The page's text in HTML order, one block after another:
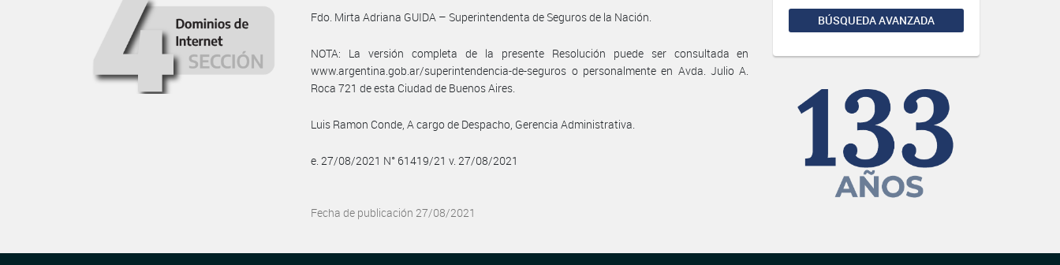
BÚSQUEDA AVANZADA
Fdo. Mirta Adriana GUIDA – Superintendenta de Seguros de la Nación.
NOTA: La versión completa de la presente Resolución puede ser consultada en
www.argentina.gob.ar/superintendencia-de-seguros o personalmente en Avda. Julio A.
Roca 721 de esta Ciudad de Buenos Aires.
Luis Ramon Conde, A cargo de Despacho, Gerencia Administrativa.
e. 27/08/2021 N° 61419/21 v. 27/08/2021
Fecha de publicación 27/08/2021